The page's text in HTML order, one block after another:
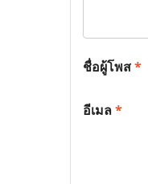
ชื่อผู้โพส*
อีเมล*